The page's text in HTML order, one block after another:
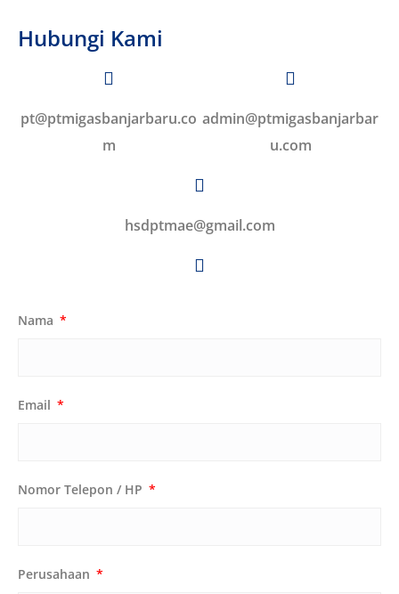
Hubungi Kami
pt@ptmigasbanjarbaru.co
m
admin@ptmigasbanjarbar
u.com
hsdptmae@gmail.com
Nama
Email
Nomor Telepon / HP
Perusahaan